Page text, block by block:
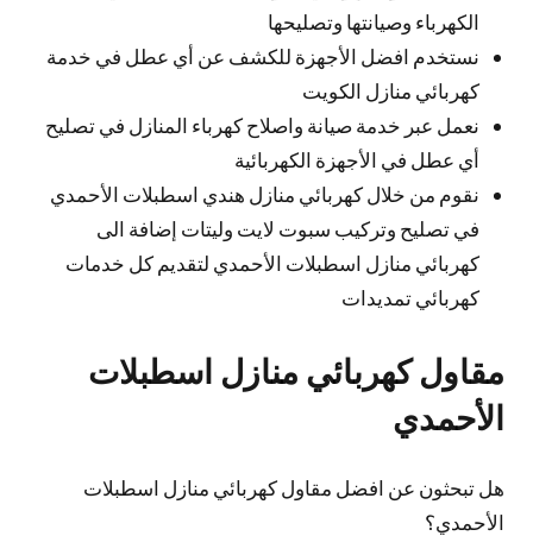
الكهرباء وصيانتها وتصليحها
نستخدم افضل الأجهزة للكشف عن أي عطل في خدمة
كهربائي منازل الكويت
نعمل عبر خدمة صيانة واصلاح كهرباء المنازل في تصليح
أي عطل في الأجهزة الكهربائية
نقوم من خلال كهربائي منازل هندي اسطبلات الأحمدي
في تصليح وتركيب سبوت لايت وليتات إضافة الى
كهربائي منازل اسطبلات الأحمدي لتقديم كل خدمات
كهربائي تمديدات
مقاول كهربائي منازل اسطبلات
الأحمدي
هل تبحثون عن افضل مقاول كهربائي منازل اسطبلات
الأحمدي؟